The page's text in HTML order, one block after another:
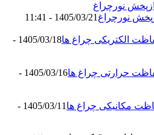
نورچراغ 1405/03/21 - 11:41
الکتریکی چراغ ها
1405/03/18 -
حرارتی چراغ ها
1405/03/16 -
مکانیکی چراغ ها
1405/03/11 -